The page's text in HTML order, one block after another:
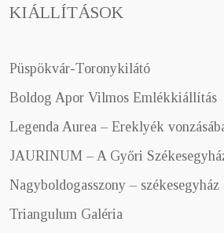
KIÁLLÍTÁSOK
Püspökvár-Toronykilátó
Boldog Apor Vilmos Emlékkiállítás
Legenda Aurea – Ereklyék
JAURINUM – A Győri
Nagyboldogasszony – székesegyház
Triangulum Galéria